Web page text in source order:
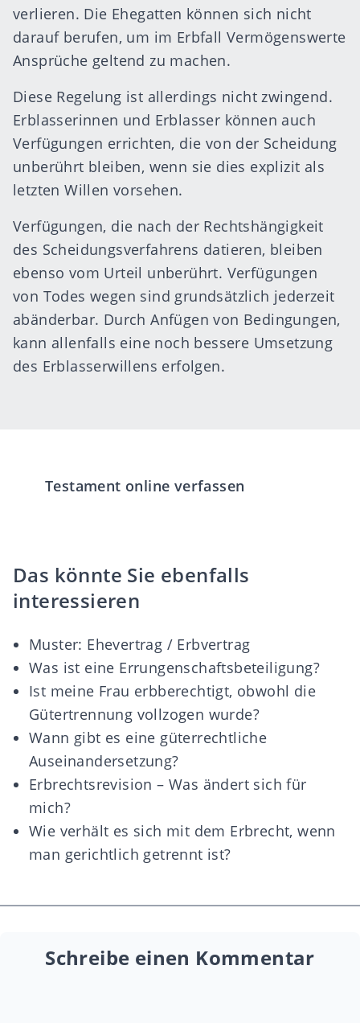
verlieren. Die Ehegatten können sich nicht
darauf berufen, um im Erbfall Vermögenswerte
Ansprüche geltend zu machen.
Diese Regelung ist allerdings nicht zwingend.
Erblasserinnen und Erblasser können auch
Verfügungen errichten, die von der Scheidung
unberührt bleiben, wenn sie dies explizit als
letzten Willen vorsehen.
Verfügungen, die nach der Rechtshängigkeit
des Scheidungsverfahrens datieren, bleiben
ebenso vom Urteil unberührt. Verfügungen
von Todes wegen sind grundsätzlich jederzeit
abänderbar. Durch Anfügen von Bedingungen,
kann allenfalls eine noch bessere Umsetzung
des Erblasserwillens erfolgen.
Testament online verfassen
Das könnte Sie ebenfalls
interessieren
Muster: Ehevertrag / Erbvertrag
Was ist eine Errungenschaftsbeteiligung?
Ist meine Frau erbberechtigt, obwohl die
Gütertrennung vollzogen wurde?
Wann gibt es eine güterrechtliche
Auseinandersetzung?
Erbrechtsrevision – Was ändert sich für
mich?
Wie verhält es sich mit dem Erbrecht, wenn
man gerichtlich getrennt ist?
Schreibe einen Kommentar